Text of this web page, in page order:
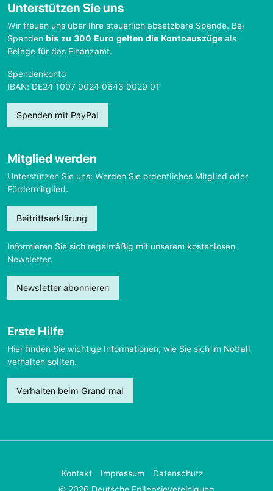
Unterstützen Sie uns
Wir freuen uns über Ihre steuerlich absetzbare Spende. Bei
Spenden bis zu 300 Euro gelten die Kontoauszüge als
Belege für das Finanzamt.
Spendenkonto
IBAN: DE24 1007 0024 0643 0029 01
Spenden mit PayPal
Mitglied werden
Unterstützen Sie uns: Werden Sie ordentliches Mitglied oder
Fördermitglied.
Beitrittserklärung
Informieren Sie sich regelmäßig mit unserem kostenlosen
Newsletter.
Newsletter abonnieren
Erste Hilfe
Hier finden Sie wichtige Informationen, wie Sie sich im Notfall
verhalten sollten.
Verhalten beim Grand mal
Kontakt Impressum
Datenschutz